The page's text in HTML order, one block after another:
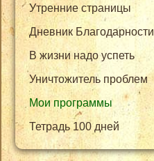
Утренние страницы
Дневник Благодарности
В жизни надо успеть
Уничтожитель проблем
Мои программы
Тетрадь 100 дней